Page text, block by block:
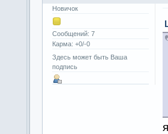
Новичок
Сообщений: 7
Карма: +0/-0
Здесь может быть Ваша
подпись